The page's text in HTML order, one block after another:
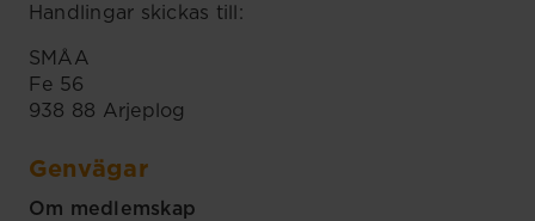
Handlingar skickas till:
SMÅA
Fe 56
938 88 Arjeplog
Genvägar
Om medlemskap